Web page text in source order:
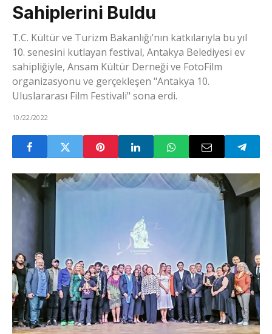
Sahiplerini Buldu
T.C. Kültür ve Turizm Bakanlığı’nın katkılarıyla bu yıl
10. senesini kutlayan festival, Antakya Belediyesi ev
sahipliğiyle, Ansam Kültür Derneği ve FotoFilm
organizasyonu ve gerçekleşen "Antakya 10.
Uluslararası Film Festivali" sona erdi.
10/22/2022